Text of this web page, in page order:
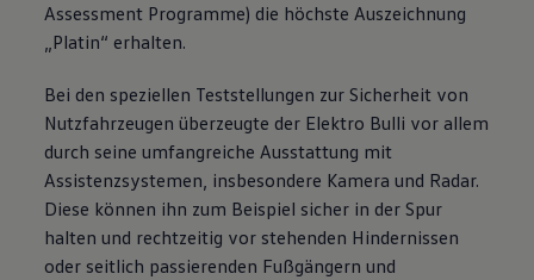
Assessment Programme) die höchste Auszeichnung
„Platin“ erhalten.
Bei den speziellen Teststellungen zur Sicherheit von
Nutzfahrzeugen überzeugte der Elektro Bulli vor allem
durch seine umfangreiche Ausstattung mit
Assistenzsystemen, insbesondere Kamera und Radar.
Diese können ihn zum Beispiel sicher in der Spur
halten und rechtzeitig vor stehenden Hindernissen
oder seitlich passierenden Fußgängern und